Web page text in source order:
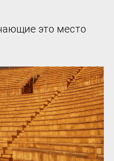
это место